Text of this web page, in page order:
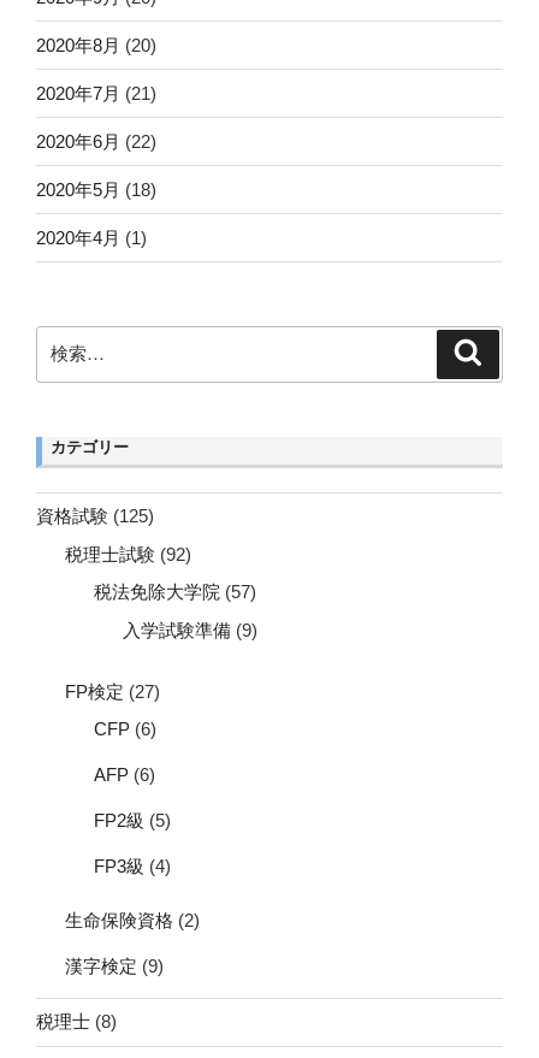
2020年8月 (20)
2020年7月 (21)
2020年6月 (22)
2020年5月 (18)
2020年4月 (1)
索:
カテゴリー
資格試験 (125)
税理士試験 (92)
税法免除大学院 (57)
入学試験準備 (9)
FP検定 (27)
CFP (6)
AFP (6)
FP2級 (5)
FP3級 (4)
生命保険資格 (2)
漢字検定 (9)
税理士 (8)